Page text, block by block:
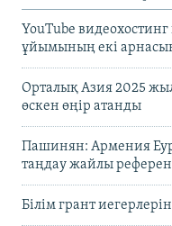
YouTube
ұйымының екі
Орталық Азия 2025
өскен өңір атанды
Пашинян: Армения
таңдау жайлы
Білім грант